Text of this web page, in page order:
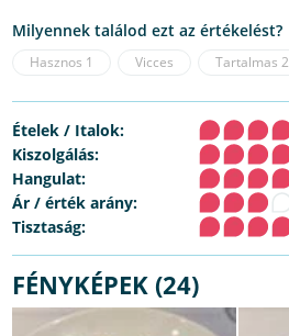
Milyennek találod ezt az értékelést?
Hasznos 1 Vicces Tartalmas 2
Ételek / Italok:
Kiszolgálás:
Hangulat:
Ár / érték arány:
Tisztaság:
FÉNYKÉPEK (24)